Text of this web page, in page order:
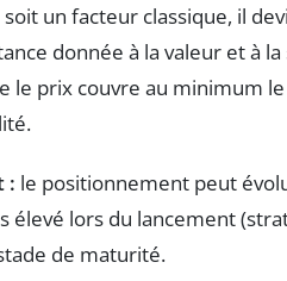
un facteur classique, il
donnée à la valeur et à la
le prix couvre au minimum
: le positionnement peut
lors du lancement
de maturité.